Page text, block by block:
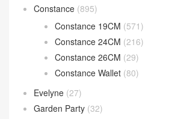
Bolide 1923 Mini
Bolide 25cm(52)
bolide 27cm(74)
Bolide 31cm(4)
Calvi 卡包(38)
Chaine d’Ancre
Constance(895)